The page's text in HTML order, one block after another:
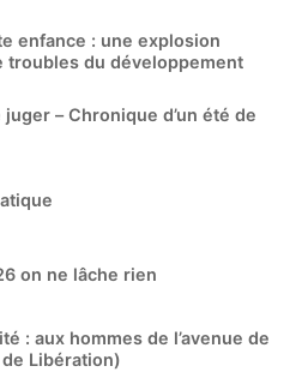
enfance : une explosion
troubles du développement
– Chronique d’un été de
on ne lâche rien
: aux hommes de l’avenue de
Libération)